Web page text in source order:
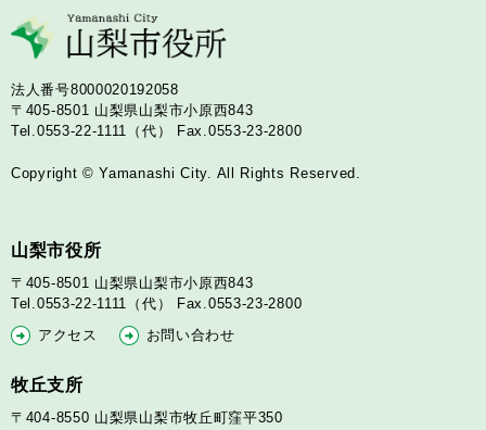
法人番号8000020192058
〒405-8501 山梨県山梨市小原西843
Tel.0553-22-1111（代）
Fax.0553-23-2800
Copyright © Yamanashi City. All Rights Reserved.
山梨市役所
〒405-8501 山梨県山梨市小原西843
Tel.0553-22-1111（代）
Fax.0553-23-2800
アクセス
お問い合わせ
牧丘支所
〒404-8550 山梨県山梨市牧丘町窪平350